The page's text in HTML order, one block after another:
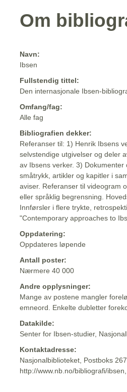
Om
Navn:
Ibsen
Fullstendig tittel:
Den internasjonale Ibsen-
Omfang/fag:
Alle fag
Bibliografien dekker:
Referanser til: 1) Henrik Ibsens
selvstendige utgivelser og deler
av Ibsens verker. 3)
småtrykk, artikler og kapitler i
aviser. Referanser til videogram
eller språklig begrensning.
Innførsler i flere trykte,
"Contemporary approaches to
Oppdatering:
Oppdateres løpende
Antall poster:
Nærmere 40 000
Andre opplysninger:
Mange av postene mangler
emneord. Enkelte dubletter
Datakilde:
Senter for Ibsen-studier,
Kontaktadresse:
Nasjonalbiblioteket, Postboks
http://www.nb.no/bibliografi/